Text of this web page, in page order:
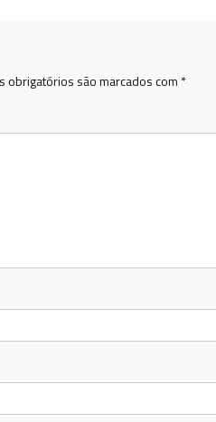
obrigatórios são marcados com *